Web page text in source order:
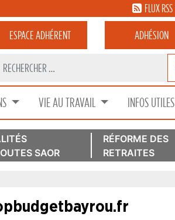
FLUX RSS
ESPACEADHÉRENT ADHÉSION
VIE AU TRAVAIL INFOS UTILES
SAOR
RÉFORME DES
RETRAITES